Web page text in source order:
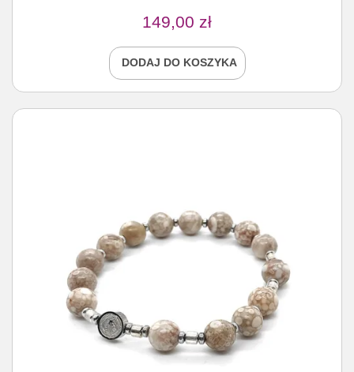
149,00 zł
DODAJ DO KOSZYKA